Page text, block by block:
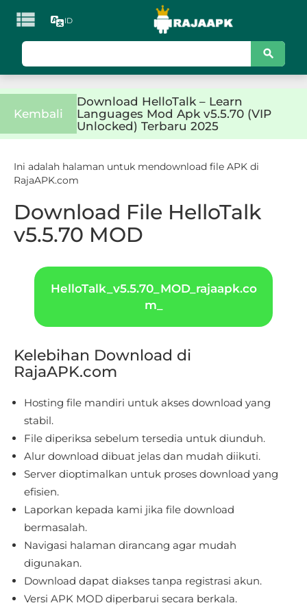
 ID
Games
Action
Adventure
Arcade
Board
Card
Casino
Casual
Educational
First
Person
Hypercasual
Music
Puzzle
Role
Kembali
Download HelloTalk – Learn
Languages Mod Apk v5.5.70 (VIP
Unlocked) Terbaru 2025
Ini adalah halaman untuk mendownload file APK di
RajaAPK.com
Download File HelloTalk
v5.5.70 MOD
HelloTalk_v5.5.70_MOD_rajaapk.co
m_
Kelebihan Download di
RajaAPK.com
Hosting file mandiri untuk akses download yang
stabil.
File diperiksa sebelum tersedia untuk diunduh.
Alur download dibuat jelas dan mudah diikuti.
Server dioptimalkan untuk proses download yang
efisien.
Laporkan kepada kami jika file download
bermasalah.
Navigasi halaman dirancang agar mudah
digunakan.
Download dapat diakses tanpa registrasi akun.
Versi APK MOD diperbarui secara berkala.